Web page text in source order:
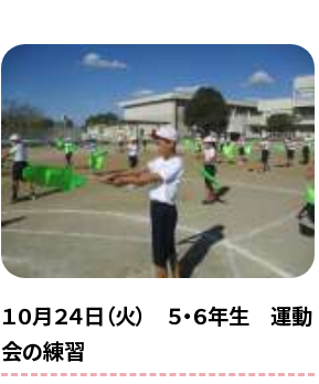
１０月２４日（火） ５・６年生 運動
会の練習